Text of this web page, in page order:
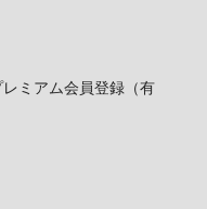
ミアム会員登録（有